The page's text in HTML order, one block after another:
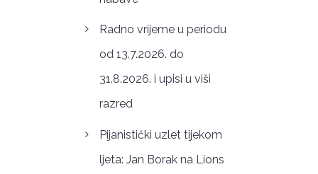
Radno vrijeme u periodu
od 13.7.2026. do
31.8.2026. i upisi u viši
razred
Pijanistički uzlet tijekom
ljeta: Jan Borak na Lions